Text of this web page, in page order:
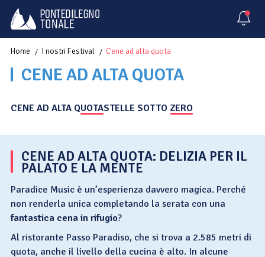
Home I nostri Festival Cene ad alta quota
CENE AD ALTA QUOTA
CENE AD ALTA QUOTASTELLE SOTTO ZERO
CENE AD ALTA QUOTA: DELIZIA PER IL
PALATO E LA MENTE
Paradice Music è un’esperienza davvero magica. Perché
non renderla unica completando la serata con una
fantastica cena in rifugio?
Al ristorante Passo Paradiso, che si trova a 2.585 metri di
quota, anche il livello della cucina è alto. In alcune